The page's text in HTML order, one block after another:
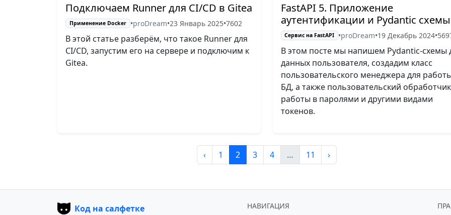
Подключаем Runner для CI/CD в Gitea
Применение Docker •proDream•23 Январь 2025•7602
В этой статье разберём, что такое Runner для
CI/CD, запустим его на сервере и подключим к
Gitea.
FastAPI 5. Приложение
аутентификации и Pydantic схемы
Сервис на FastAPI •proDream•19 Декабрь 2024•
В этом посте мы напишем Pydantic-схемы
данных пользователя, создадим класс
пользовательского менеджера для
БД, а также пользовательский
работы в паролями и другими видами
токенов.
‹ 1 2 3 4 … 11 ›
Код на салфетке
НАВИГАЦИЯ